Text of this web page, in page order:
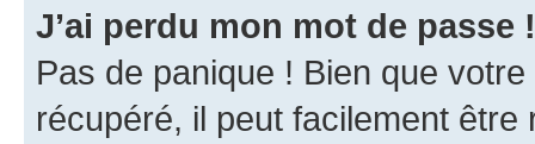
J’ai perdu mon mot de passe !
Pas de panique ! Bien que
récupéré, il peut facilement